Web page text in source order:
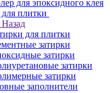
для эпоксидного клея
плитки
Назад
для плитки
затирки
затирки
затирки
затирки
заполнители